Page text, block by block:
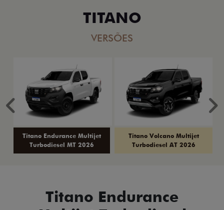
TITANO
VERSÕES
Titano Endurance Multijet
Turbodiesel MT 2026
Titano Volcano Multijet
Turbodiesel AT 2026
Anterior
Titano Endurance